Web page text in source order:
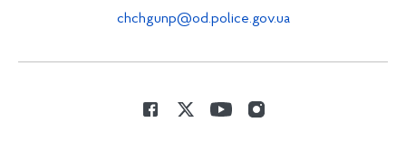
chchgunp@od.police.gov.ua